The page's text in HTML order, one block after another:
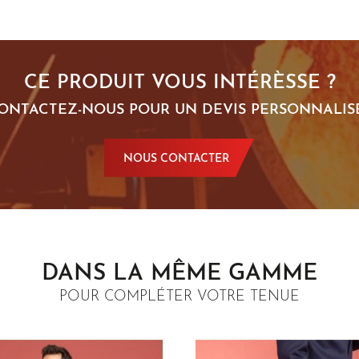
CE PRODUIT VOUS INTÉRÈSSE ?
NOUS POUR UN DEVIS
NOUS CONTACTER
DANS LA MÊME GAMME
POUR COMPLÉTER VOTRE TENUE